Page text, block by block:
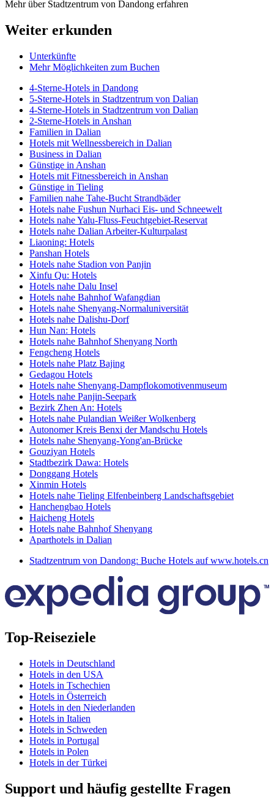
Mehr über Stadtzentrum von Dandong erfahren
Weiter erkunden
Unterkünfte
Mehr Möglichkeiten zum Buchen
4-Sterne-Hotels in Dandong
5-Sterne-Hotels in Stadtzentrum von Dalian
4-Sterne-Hotels in Stadtzentrum von Dalian
2-Sterne-Hotels in Anshan
Familien in Dalian
Hotels mit Wellnessbereich in Dalian
Business in Dalian
Günstige in Anshan
Hotels mit Fitnessbereich in Anshan
Günstige in Tieling
Familien nahe Tahe-Bucht Strandbäder
Hotels nahe Fushun Nurhaci Eis- und Schneewelt
Hotels nahe Yalu-Fluss-Feuchtgebiet-Reservat
Hotels nahe Dalian Arbeiter-Kulturpalast
Liaoning: Hotels
Panshan Hotels
Hotels nahe Stadion von Panjin
Xinfu Qu: Hotels
Hotels nahe Dalu Insel
Hotels nahe Bahnhof Wafangdian
Hotels nahe Shenyang-Normaluniversität
Hotels nahe Dalishu-Dorf
Hun Nan: Hotels
Hotels nahe Bahnhof Shenyang North
Fengcheng Hotels
Hotels nahe Platz Bajing
Gedagou Hotels
Hotels nahe Shenyang-Dampflokomotivenmuseum
Hotels nahe Panjin-Seepark
Bezirk Zhen An: Hotels
Hotels nahe Pulandian Weißer Wolkenberg
Autonomer Kreis Benxi der Mandschu Hotels
Hotels nahe Shenyang-Yong'an-Brücke
Gouziyan Hotels
Stadtbezirk Dawa: Hotels
Donggang Hotels
Xinmin Hotels
Hotels nahe Tieling Elfenbeinberg Landschaftsgebiet
Hanchengbao Hotels
Haicheng Hotels
Hotels nahe Bahnhof Shenyang
Aparthotels in Dalian
Stadtzentrum von Dandong: Buche Hotels auf www.hotels.cn
Top-Reiseziele
Hotels in Deutschland
Hotels in den USA
Hotels in Tschechien
Hotels in Österreich
Hotels in den Niederlanden
Hotels in Italien
Hotels in Schweden
Hotels in Portugal
Hotels in Polen
Hotels in der Türkei
Support und häufig gestellte Fragen